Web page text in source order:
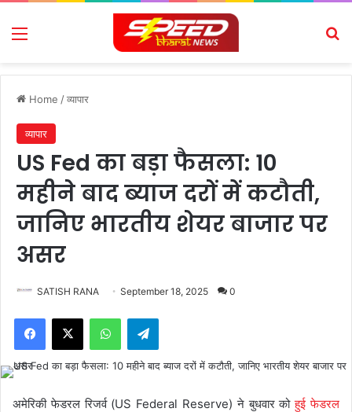
Menu
Home /व्यापार
व्यापार
US Fed का बड़ा फैसला: 10
महीने बाद ब्याज दरों में कटौती,
जानिए भारतीय शेयर बाजार पर
असर
SATISH RANA September 18, 2025 0
Facebook
X WhatsAppTelegram
अमेरिकी फेडरल रिजर्व (US Federal Reserve) ने बुधवार कोहुई फेडरल